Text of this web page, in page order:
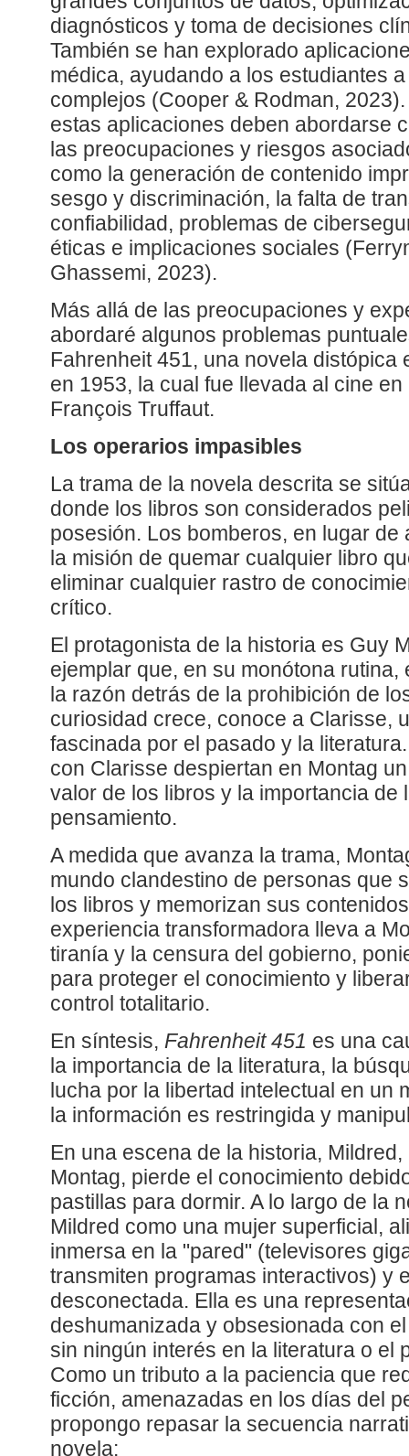
diagnósticos y toma de decisiones
También se han explorado
médica, ayudando a los estudiantes
complejos (Cooper & Rodman,
estas aplicaciones deben abordarse
las preocupaciones y riesgos
como la generación de contenido
sesgo y discriminación, la falta de
confiabilidad, problemas de
éticas e implicaciones sociales
Ghassemi, 2023).
Más allá de las preocupaciones y
abordaré algunos problemas
Fahrenheit 451, una novela distópica
en 1953, la cual fue llevada al cine
François Truffaut.
Los operarios impasibles
La trama de la novela descrita se
donde los libros son considerados
posesión. Los bomberos, en lugar de
la misión de quemar cualquier libro
eliminar cualquier rastro de
crítico.
El protagonista de la historia es Guy
ejemplar que, en su monótona
la razón detrás de la prohibición de
curiosidad crece, conoce a Clarisse,
fascinada por el pasado y la
con Clarisse despiertan en Montag
valor de los libros y la importancia de
pensamiento.
A medida que avanza la trama,
mundo clandestino de personas que
los libros y memorizan sus
experiencia transformadora lleva a
tiranía y la censura del gobierno,
para proteger el conocimiento y
control totalitario.
En síntesis, Fahrenheit 451 es una
la importancia de la literatura, la
lucha por la libertad intelectual en un
la información es restringida y
En una escena de la historia,
Montag, pierde el conocimiento
pastillas para dormir. A lo largo de la
Mildred como una mujer superficial,
inmersa en la "pared" (televisores
transmiten programas interactivos) y
desconectada. Ella es una
deshumanizada y obsesionada con
sin ningún interés en la literatura o el
Como un tributo a la paciencia que
ficción, amenazadas en los días del
propongo repasar la secuencia
novela: